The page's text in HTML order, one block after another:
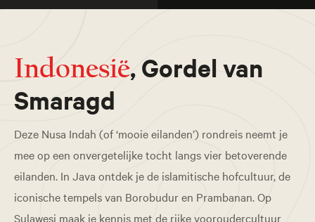
Indonesië, Gordel van
Smaragd
Deze Nusa Indah (of ‘mooie eilanden’) rondreis neemt je
mee op een onvergetelijke tocht langs vier betoverende
eilanden. In Java ontdek je de islamitische hofcultuur, de
iconische tempels van Borobudur en Prambanan. Op
Sulawesi maak je kennis met de rijke vooroudercultuur